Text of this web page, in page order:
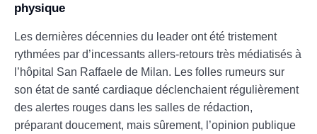
physique
Les dernières décennies du leader ont été tristement
rythmées par d’incessants allers-retours très médiatisés à
l’hôpital San Raffaele de Milan. Les folles rumeurs sur
son état de santé cardiaque déclenchaient régulièrement
des alertes rouges dans les salles de rédaction,
préparant doucement, mais sûrement, l’opinion publique